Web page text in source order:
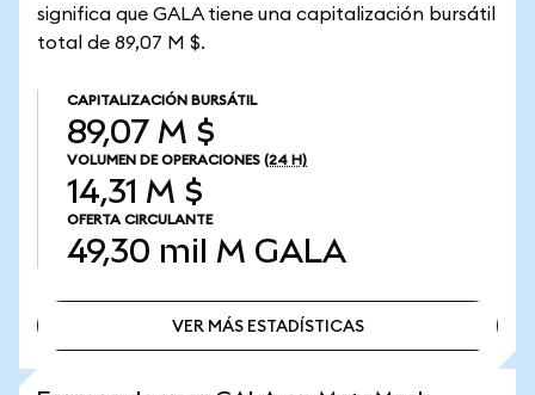
significa que GALA tiene una capitalización bursátil
total de 89,07 M $.
CAPITALIZACIÓN BURSÁTIL
89,07 M $
VOLUMEN DE OPERACIONES (24 H)
14,31 M $
OFERTA CIRCULANTE
49,30 mil M GALA
VER MÁS ESTADÍSTICAS